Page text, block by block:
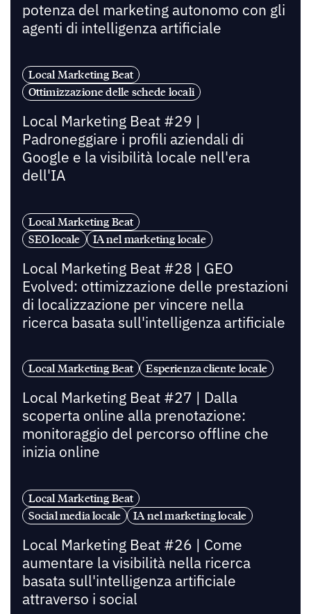
potenza del marketing autonomo con gli
agenti di intelligenza artificiale
Local Marketing Beat
Ottimizzazione delle schede locali
Local Marketing Beat #29 |
Padroneggiare i profili aziendali di
Google e la visibilità locale nell'era
dell'IA
Local Marketing Beat
SEO locale
IA nel marketing locale
Local Marketing Beat #28 | GEO
Evolved: ottimizzazione delle prestazioni
di localizzazione per vincere nella
ricerca basata sull'intelligenza artificiale
Local Marketing Beat Esperienza cliente locale
Local Marketing Beat #27 | Dalla
scoperta online alla prenotazione:
monitoraggio del percorso offline che
inizia online
Local Marketing Beat
Social media locale
IA nel marketing locale
Local Marketing Beat #26 | Come
aumentare la visibilità nella ricerca
basata sull'intelligenza artificiale
attraverso i social